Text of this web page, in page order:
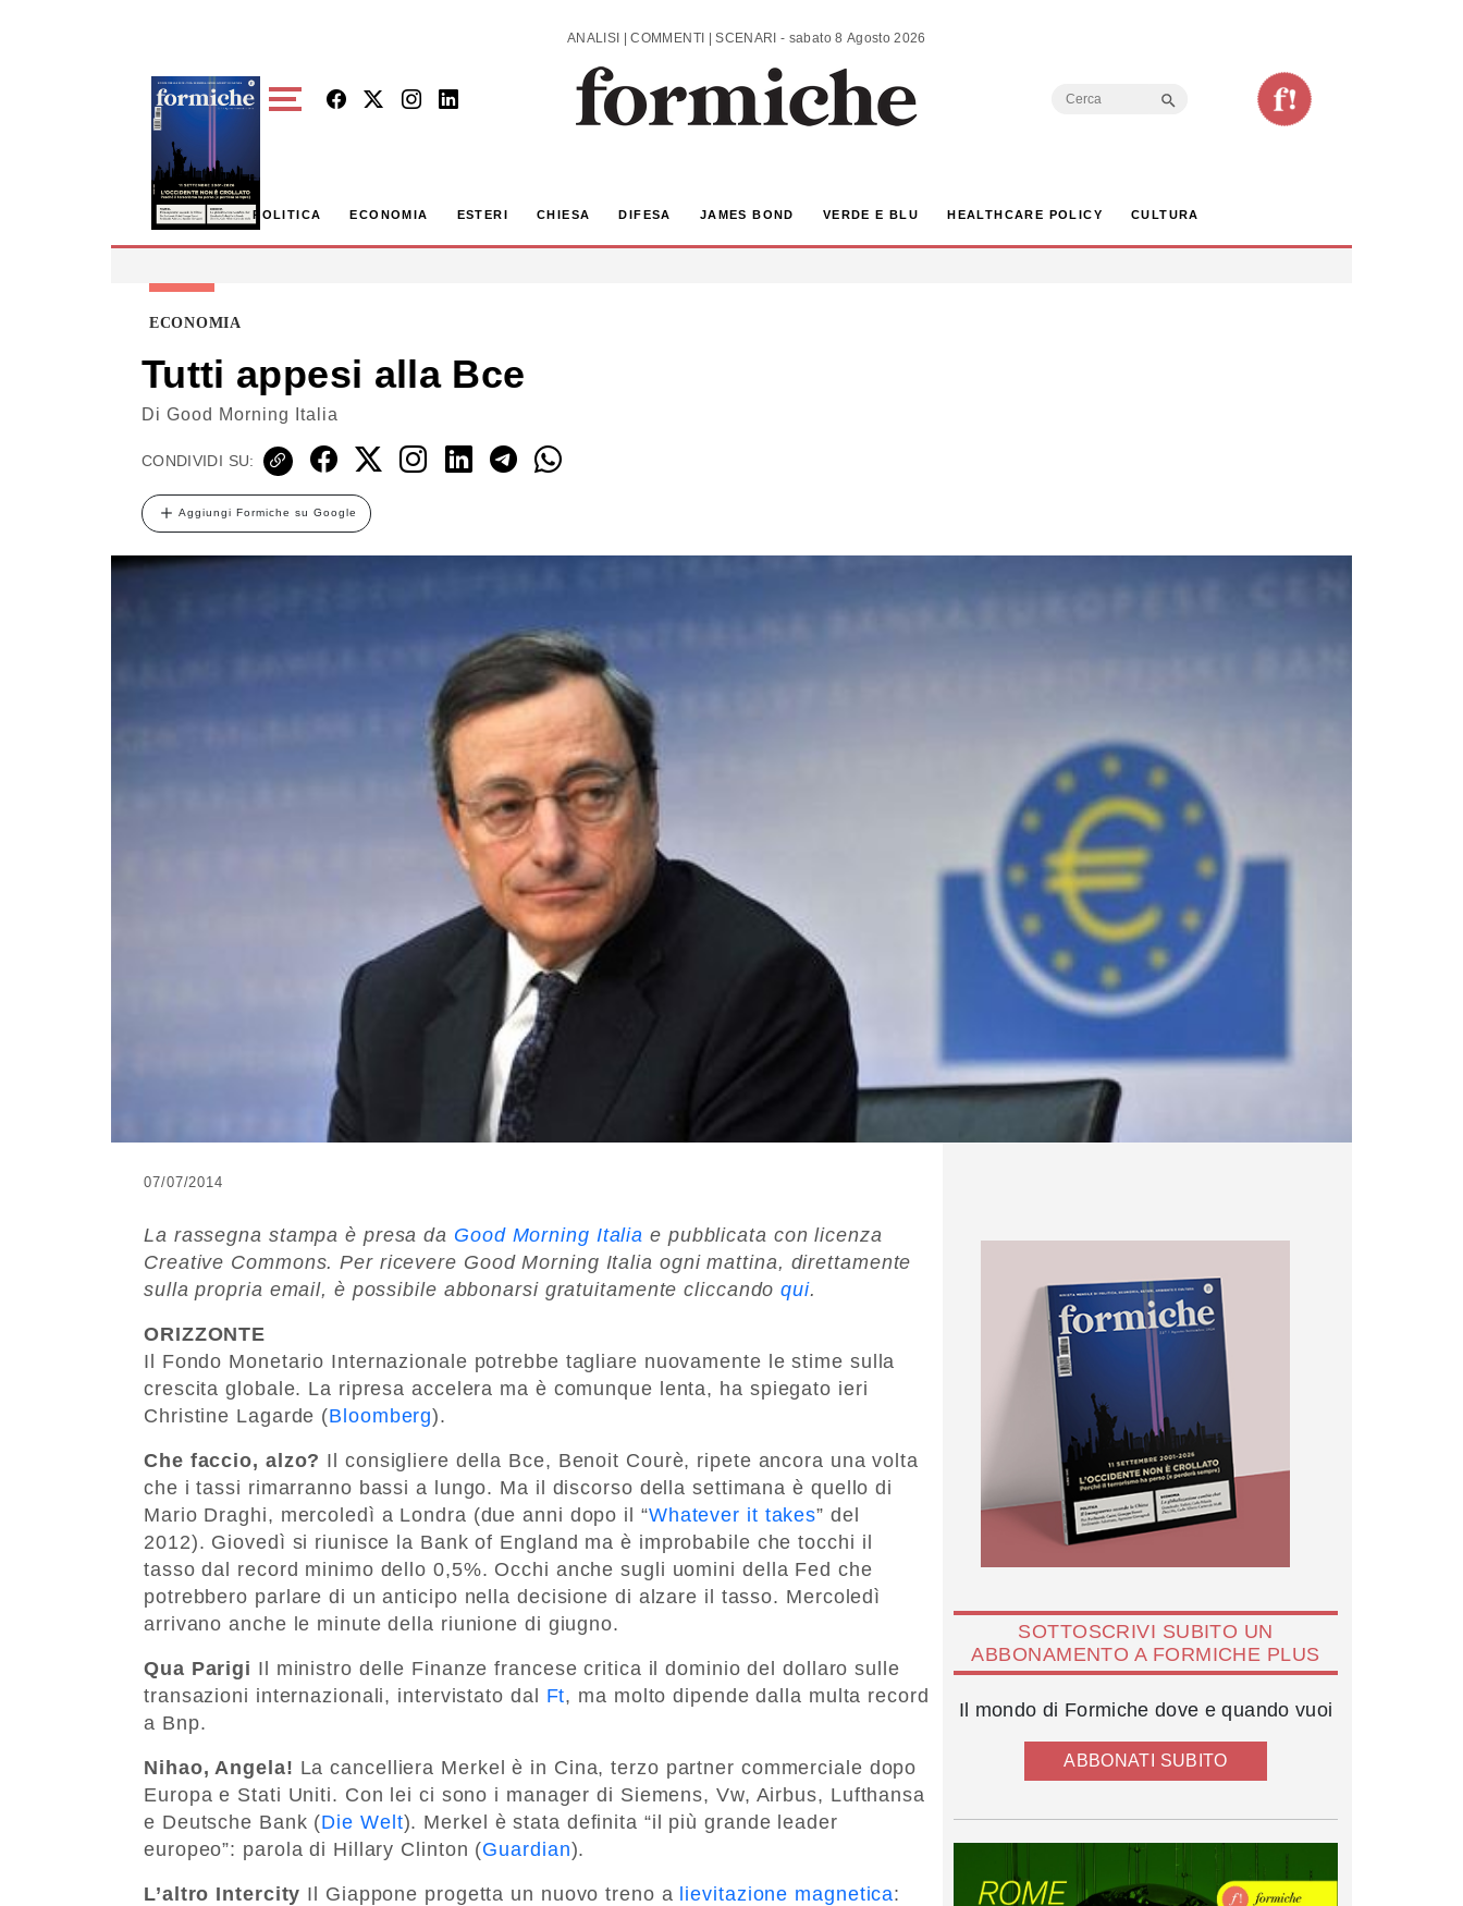
ANALISI | COMMENTI | SCENARI - sabato 8 Agosto 2026
Search
POLITICA ECONOMIA ESTERI CHIESA DIFESA JAMES BOND VERDE E BLU HEALTHCARE POLICY CULTURA
ECONOMIA
Tutti appesi alla Bce
Di Good Morning Italia
CONDIVIDI SU:
Aggiungi Formiche su Google
07/07/2014
La rassegna stampa è presa da Good Morning Italia e pubblicata con licenza
Creative Commons. Per ricevere Good Morning Italia ogni mattina, direttamente
sulla propria email, è possibile abbonarsi gratuitamente cliccandoqui.
ORIZZONTE
Il Fondo Monetario Internazionale potrebbe tagliare nuovamente le stime sulla
crescita globale. La ripresa accelera ma è comunque lenta, ha spiegato ieri
Christine Lagarde (Bloomberg).
Che faccio, alzo? Il consigliere della Bce, Benoit Courè, ripete ancora una volta
che i tassi rimarranno bassi a lungo. Ma il discorso della settimana è quello di
Mario Draghi, mercoledì a Londra (due anni dopo il “Whatever it takes” del
2012). Giovedì si riunisce la Bank of England ma è improbabile che tocchi il
tasso dal record minimo dello 0,5%. Occhi anche sugli uomini della Fed che
potrebbero parlare di un anticipo nella decisione di alzare il tasso. Mercoledì
arrivano anche le minute della riunione di giugno.
Qua Parigi Il ministro delle Finanze francese critica il dominio del dollaro sulle
transazioni internazionali, intervistato dal Ft, ma molto dipende dalla multa record
a Bnp.
Nihao, Angela! La cancelliera Merkel è in Cina, terzo partner commerciale dopo
Europa e Stati Uniti. Con lei ci sono i manager di Siemens, Vw, Airbus, Lufthansa
e Deutsche Bank (Die Welt). Merkel è stata definita “il più grande leader
europeo”: parola di Hillary Clinton (Guardian).
L’altro Intercity Il Giappone progetta un nuovo treno a lievitazione magnetica:
SOTTOSCRIVI SUBITO UN
ABBONAMENTO A FORMICHE PLUS
Il mondo di Formiche dove e quando vuoi
ABBONATI SUBITO